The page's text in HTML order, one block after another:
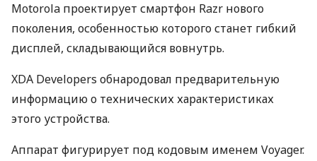
Motorola проектирует смартфон Razr нового
поколения, особенностью которого станет гибкий
дисплей, складывающийся вовнутрь.
XDA Developers обнародовал предварительную
информацию о технических характеристиках
этого устройства.
Аппарат фигурирует под кодовым именем Voyager.